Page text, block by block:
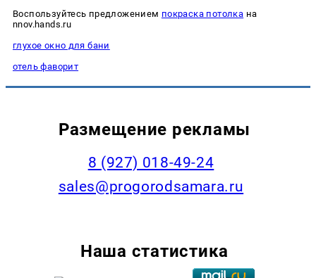
Воспользуйтесь предложением покраска потолка на
nnov.hands.ru
глухое окно для бани
отель фаворит
Размещение рекламы
8 (927) 018-49-24
sales@progorodsamara.ru
Наша статистика